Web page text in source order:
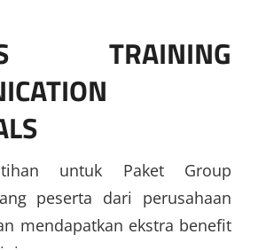
TRAINING
untuk Paket Group
peserta dari perusahaan
mendapatkan ekstra benefit